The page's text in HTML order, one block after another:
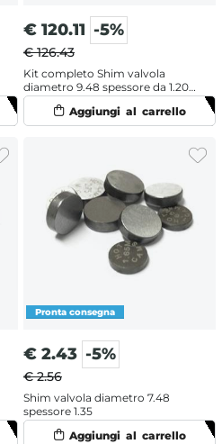
€ 120.11 -5%
€ 126.43
Kit completo Shim valvola
diametro 9.48 spessore da 1.20 a
3.50
€ 2.43 -5%
€ 2.56
Shim valvola diametro 7.48
spessore 1.35